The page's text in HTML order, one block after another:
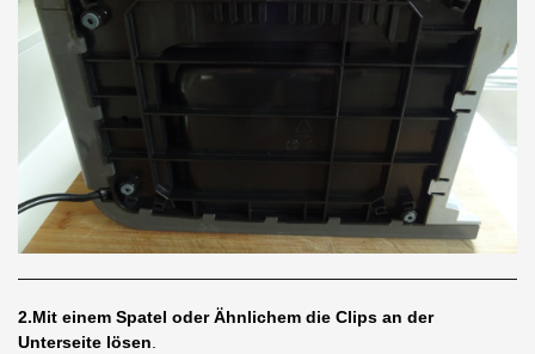
2.Mit einem Spatel oder Ähnlichem die Clips an der
Unterseite lösen.